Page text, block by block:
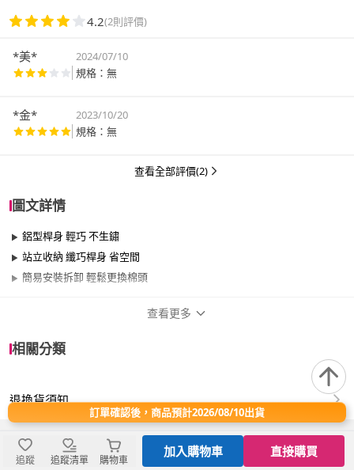
4.2(2則評價)
*美*
2024/07/10
規格：無
*金*
2023/10/20
規格：無
查看全部評價(2)
圖文詳情
鋁型桿身 輕巧 不生鏽
站立收納 纖巧桿身 省空間
簡易安裝拆卸 輕鬆更換棉頭
臥室、客廳、浴室、廚房、陽台、餐廳、室
7天保固期
保固期7天
查看更多
相關分類
退換貨須知
訂單確認後，商品預計2026/08/10出貨
追蹤 追蹤清單 購物車
加入購物車 直接購買